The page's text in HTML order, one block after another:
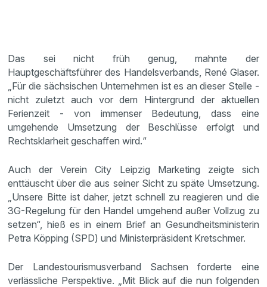
Das sei nicht früh genug, mahnte der
Hauptgeschäftsführer des Handelsverbands, René Glaser.
„Für die sächsischen Unternehmen ist es an dieser Stelle -
nicht zuletzt auch vor dem Hintergrund der aktuellen
Ferienzeit - von immenser Bedeutung, dass eine
umgehende Umsetzung der Beschlüsse erfolgt und
Rechtsklarheit geschaffen wird.“
Auch der Verein City Leipzig Marketing zeigte sich
enttäuscht über die aus seiner Sicht zu späte Umsetzung.
„Unsere Bitte ist daher, jetzt schnell zu reagieren und die
3G-Regelung für den Handel umgehend außer Vollzug zu
setzen“, hieß es in einem Brief an Gesundheitsministerin
Petra Köpping (SPD) und Ministerpräsident Kretschmer.
Der Landestourismusverband Sachsen forderte eine
verlässliche Perspektive. „Mit Blick auf die nun folgenden